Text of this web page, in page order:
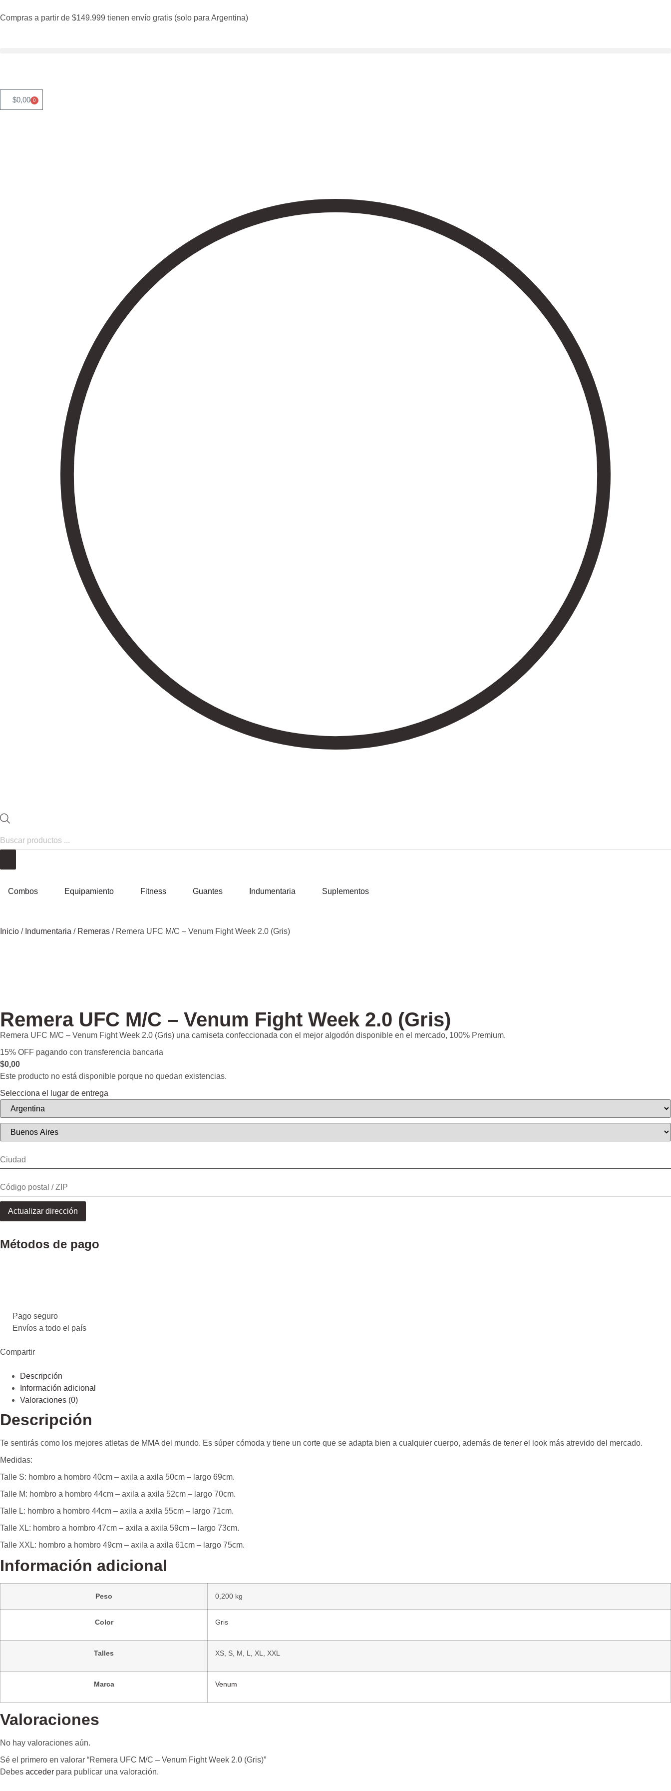
Compras a partir de $149.999 tienen envío gratis (solo para Argentina)
$0,00 0
Combos Equipamiento Fitness Guantes Indumentaria Suplementos
Inicio / Indumentaria / Remeras / Remera UFC M/C – Venum Fight Week 2.0 (Gris)
Remera UFC M/C – Venum Fight Week 2.0 (Gris)
Remera UFC M/C – Venum Fight Week 2.0 (Gris) una camiseta confeccionada con el mejor algodón disponible en el mercado, 100% Premium.
15% OFF pagando con transferencia bancaria
$0,00
Este producto no está disponible porque no quedan existencias.
Selecciona el lugar de entrega
Actualizar dirección
Métodos de pago
Pago seguro
Envíos a todo el país
Compartir
Descripción
Información adicional
Valoraciones (0)
Descripción
Te sentirás como los mejores atletas de MMA del mundo. Es súper cómoda y tiene un corte que se adapta bien a cualquier cuerpo, además de tener el look más atrevido del mercado.
Medidas:
Talle S: hombro a hombro 40cm – axila a axila 50cm – largo 69cm.
Talle M: hombro a hombro 44cm – axila a axila 52cm – largo 70cm.
Talle L: hombro a hombro 44cm – axila a axila 55cm – largo 71cm.
Talle XL: hombro a hombro 47cm – axila a axila 59cm – largo 73cm.
Talle XXL: hombro a hombro 49cm – axila a axila 61cm – largo 75cm.
Información adicional
Peso 0,200 kg
Color Gris
Talles XS, S, M, L, XL, XXL
Marca Venum
Valoraciones
No hay valoraciones aún.
Sé el primero en valorar “Remera UFC M/C – Venum Fight Week 2.0 (Gris)”
Debes acceder para publicar una valoración.